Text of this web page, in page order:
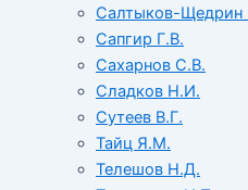
Салтыков-Щедрин
Сапгир Г.В.
Сахарнов С.В.
Сладков Н.И.
Сутеев В.Г.
Тайц Я.М.
Телешов Н.Д.